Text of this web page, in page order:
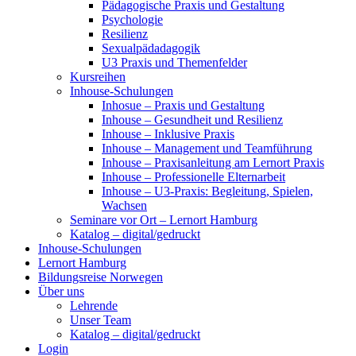
Pädagogische Praxis und Gestaltung
Psychologie
Resilienz
Sexualpädadagogik
U3 Praxis und Themenfelder
Kursreihen
Inhouse-Schulungen
Inhosue – Praxis und Gestaltung
Inhouse – Gesundheit und Resilienz
Inhouse – Inklusive Praxis
Inhouse – Management und Teamführung
Inhouse – Praxisanleitung am Lernort Praxis
Inhouse – Professionelle Elternarbeit
Inhouse – U3-Praxis: Begleitung, Spielen,
Wachsen
Seminare vor Ort – Lernort Hamburg
Katalog – digital/gedruckt
Inhouse-Schulungen
Lernort Hamburg
Bildungsreise Norwegen
Über uns
Lehrende
Unser Team
Katalog – digital/gedruckt
Login